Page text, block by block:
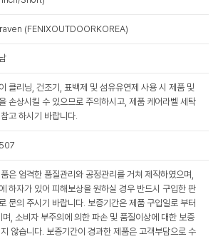
(FENIXOUTDOORKOREA)
클리닝, 건조기, 표백제 및 섬유유연제 사용 시 제품 및
손상시킬 수 있으므로 주의하시고, 제품 케어라벨 세탁
고 하시기 바랍니다.
은 엄격한 품질관리와 공정관리를 거쳐 제작하였으며,
하자가 있어 피해보상을 원하실 경우 반드시 구입한 판
문의 주시기 바랍니다. 보증기간은 제품 구입일로 부터
며, 소비자 부주의에 의한 파손 및 품질이상에 대한 보증
않습니다. 보증기간이 경과한 제품은 고객부담으로 수